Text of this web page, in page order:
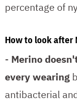
percentage of
How to look after
- Merino
every wearing
antibacterial